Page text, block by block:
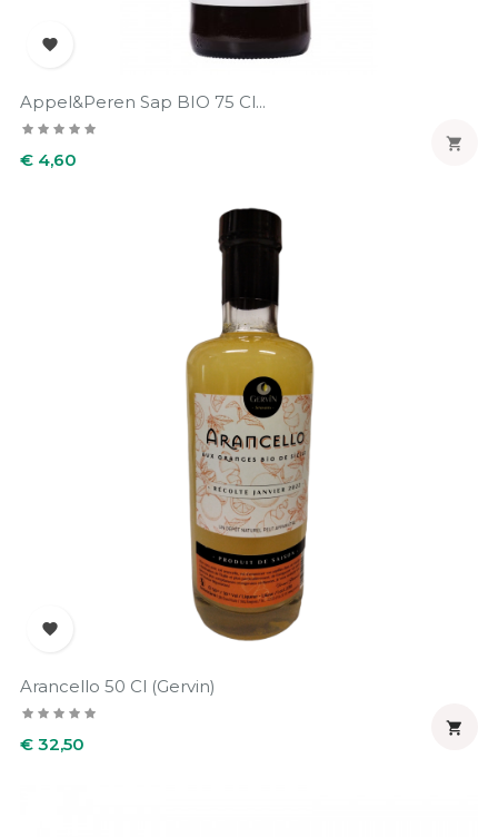

Appel&peren Sap BIO 75 Cl...
Prijs
€ 4,60


Arancello 50 Cl (Gervin)
Prijs
€ 32,50
